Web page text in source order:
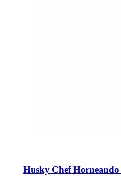
Husky Chef Horneando